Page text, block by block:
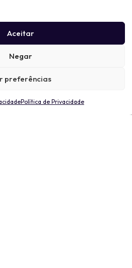
Aceitar
Negar
preferências
Política de Privacidade